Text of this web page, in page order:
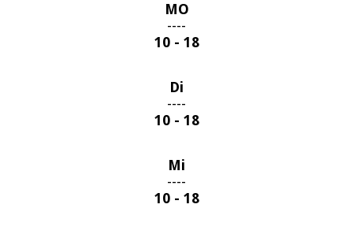
MO
----
10 - 18
Di
----
10 - 18
Mi
----
10 - 18